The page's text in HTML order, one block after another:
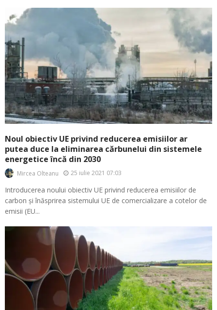
Noul obiectiv UE privind reducerea emisiilor ar
putea duce la eliminarea cărbunelui din sistemele
energetice încă din 2030
Mircea Olteanu 25 iulie 2021 07:03
Introducerea noului obiectiv UE privind reducerea emisiilor de
carbon și înăsprirea sistemului UE de comercializare a cotelor de
emisii (EU...